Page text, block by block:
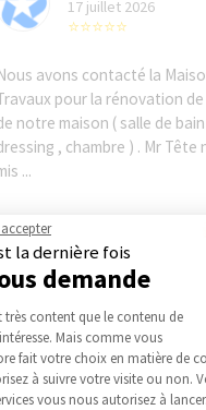
17 juillet 2026
⭐⭐⭐⭐⭐
avons contacté la
pour la rénovation
notre maison ( salle de
, chambre ) . Mr Tête
...
anonymous R
17 juillet 2026
satisfait du
Ballereau À l’écoute et
la dernière fois
demande
de Gestion
très content que le contenu de
Mais comme vous
fait votre choix en matière de
à suivre votre visite ou non.
vous nous autorisez à lancer.
Axeptio consent